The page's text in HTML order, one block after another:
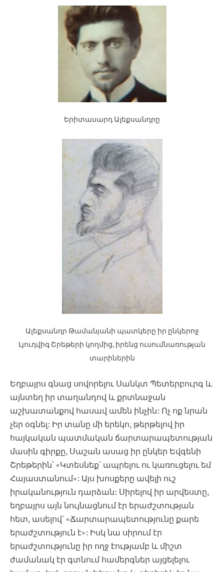
Երիտասարդ Ալեքսանդրը
Ալեքսանդր Թամանյանի պատկերը իր ընկերոջ
Լյուդվիգ Շրեթերի կողմից, իրենց ուսումնառության
տարիներին
Եղբայրս գնաց սովորելու Սանկտ Պետերբուրգ և
այնտեղ իր տաղանդով և քրտնաջան
աշխատանքով հասավ ամեն ինչին: Ոչ ոք նրան
չեր օգնել: Իր տանը մի երեկո, թերթելով իր
հայկական պատմական ճարտարապետության
մասին գիրքը, Սաշան ասաց իր ընկեր Եվգենի
Շրեթերին՝ «Կտեսնեք՝ ապրելու ու կառուցելու եմ
Հայաստանում»: Այս խոսքերը ավելի ուշ
իրականություն դարձան: Սիրելով իր արվեստը,
եղբայրս այն նույնացնում էր երաժշտության
հետ, ասելով՝ «Ճարտարապետությունը քարե
երաժշտություն է»: Իսկ նա սիրում էր
երաժշտությունը իր ողջ էությամբ և միշտ
ժամանակ էր գտնում համերգներ այցելելու